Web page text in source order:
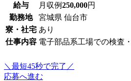
給与 月収例250,000円
勤務地
宮城県 仙台市
寮・社宅 あり
仕事内容 電子部品系工場での検査
＼最短45秒で完了／
応募へ進む